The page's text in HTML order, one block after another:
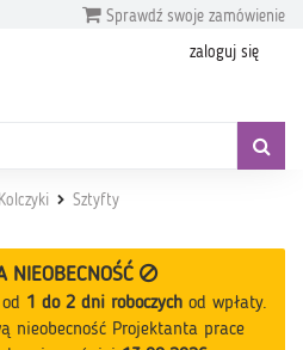
Sprawdź swoje zamówienie
zaloguj się
Kolczyki Sztyfty
NIEOBECNOŚĆ
1 do 2 dni roboczych od wpłaty.
nieobecność Projektanta prace